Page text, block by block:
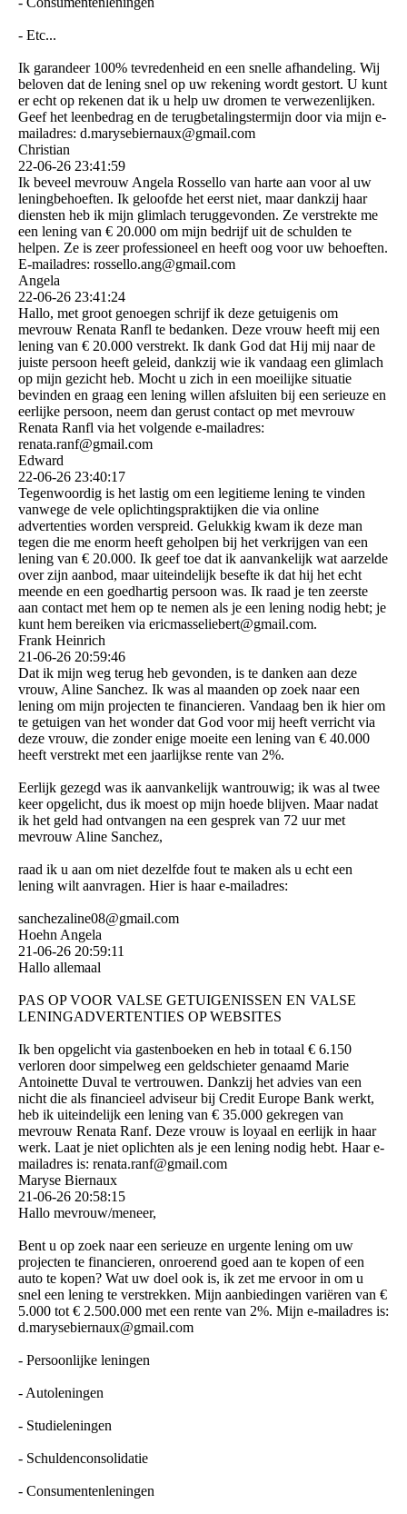
- Etc...
Ik garandeer 100% tevredenheid en een snelle afhandeling. Wij
beloven dat de lening snel op uw rekening wordt gestort. U kunt
er echt op rekenen dat ik u help uw dromen te verwezenlijken.
Geef het leenbedrag en de terugbetalingstermijn door via mijn e-
mailadres: d.­marysebiernaux@­gmail.­com
Christian
22-06-26 23:41:59
Ik beveel mevrouw Angela Rossello van harte aan voor al uw
leningbehoeften. Ik geloofde het eerst niet, maar dankzij haar
diensten heb ik mijn glimlach teruggevonden. Ze verstrekte me
een lening van € 20.000 om mijn bedrijf uit de schulden te
helpen. Ze is zeer professioneel en heeft oog voor uw behoeften.
E-mailadres: rossello.ang@gmail.com
Angela
22-06-26 23:41:24
Hallo, met groot genoegen schrijf ik deze getuigenis om
mevrouw Renata Ranfl te bedanken. Deze vrouw heeft mij een
lening van € 20.000 verstrekt. Ik dank God dat Hij mij naar de
juiste persoon heeft geleid, dankzij wie ik vandaag een glimlach
op mijn gezicht heb. Mocht u zich in een moeilijke situatie
bevinden en graag een lening willen afsluiten bij een serieuze en
eerlijke persoon, neem dan gerust contact op met mevrouw
Renata Ranfl via het volgende e-mailadres:
renata.ranf@gmail.com
Edward
22-06-26 23:40:17
Tegenwoordig is het lastig om een ​​legitieme lening te vinden
vanwege de vele oplichtingspraktijken die via online
advertenties worden verspreid. Gelukkig kwam ik deze man
tegen die me enorm heeft geholpen bij het verkrijgen van een
lening van € 20.000. Ik geef toe dat ik aanvankelijk wat aarzelde
over zijn aanbod, maar uiteindelijk besefte ik dat hij het echt
meende en een goedhartig persoon was. Ik raad je ten zeerste
aan contact met hem op te nemen als je een lening nodig hebt; je
kunt hem bereiken via ericmasseliebert@­gmail.­com.­
Frank Heinrich
21-06-26 20:59:46
Dat ik mijn weg terug heb gevonden, is te danken aan deze
vrouw, Aline Sanchez. Ik was al maanden op zoek naar een
lening om mijn projecten te financieren. Vandaag ben ik hier om
te getuigen van het wonder dat God voor mij heeft verricht via
deze vrouw, die zonder enige moeite een lening van € 40.000
heeft verstrekt met een jaarlijkse rente van 2%.
Eerlijk gezegd was ik aanvankelijk wantrouwig; ik was al twee
keer opgelicht, dus ik moest op mijn hoede blijven. Maar nadat
ik het geld had ontvangen na een gesprek van 72 uur met
mevrouw Aline Sanchez,
raad ik u aan om niet dezelfde fout te maken als u echt een
lening wilt aanvragen. Hier is haar e-mailadres:
sanchezaline08@­gmail.­com
Hoehn Angela
21-06-26 20:59:11
Hallo allemaal
PAS OP VOOR VALSE GETUIGENISSEN EN VALSE
LENINGADVERTENTIES OP WEBSITES
Ik ben opgelicht via gastenboeken en heb in totaal € 6.150
verloren door simpelweg een geldschieter genaamd Marie
Antoinette Duval te vertrouwen. Dankzij het advies van een
nicht die als financieel adviseur bij Credit Europe Bank werkt,
heb ik uiteindelijk een lening van € 35.000 gekregen van
mevrouw Renata Ranf. Deze vrouw is loyaal en eerlijk in haar
werk. Laat je niet oplichten als je een lening nodig hebt. Haar e-
mailadres is: renata.ranf@gmail.com
Maryse Biernaux
21-06-26 20:58:15
Hallo mevrouw/meneer,
Bent u op zoek naar een serieuze en urgente lening om uw
projecten te financieren, onroerend goed aan te kopen of een
auto te kopen? Wat uw doel ook is, ik zet me ervoor in om u
snel een lening te verstrekken. Mijn aanbiedingen variëren van €
5.000 tot € 2.500.000 met een rente van 2%. Mijn e-mailadres is:
d.­marysebiernaux@­gmail.­com
- Persoonlijke leningen
- Autoleningen
- Studieleningen
- Schuldenconsolidatie
- Consumentenleningen